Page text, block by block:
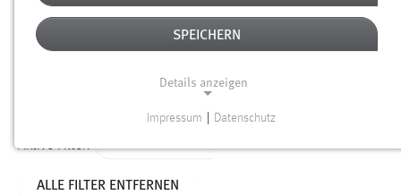
Alter
Aktive Filter:
ALLE FILTER ENTFERNEN
SPEICHERN
Details anzeigen
Funktionen und sind für die einwandfreie Funktion der
Impressum Datenschutz